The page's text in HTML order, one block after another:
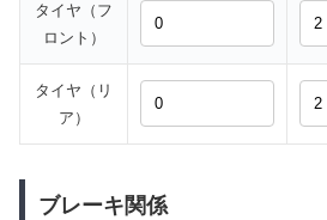
タイヤ（フ
ロント）
タイヤ（リ
ア）
ブレーキ関係